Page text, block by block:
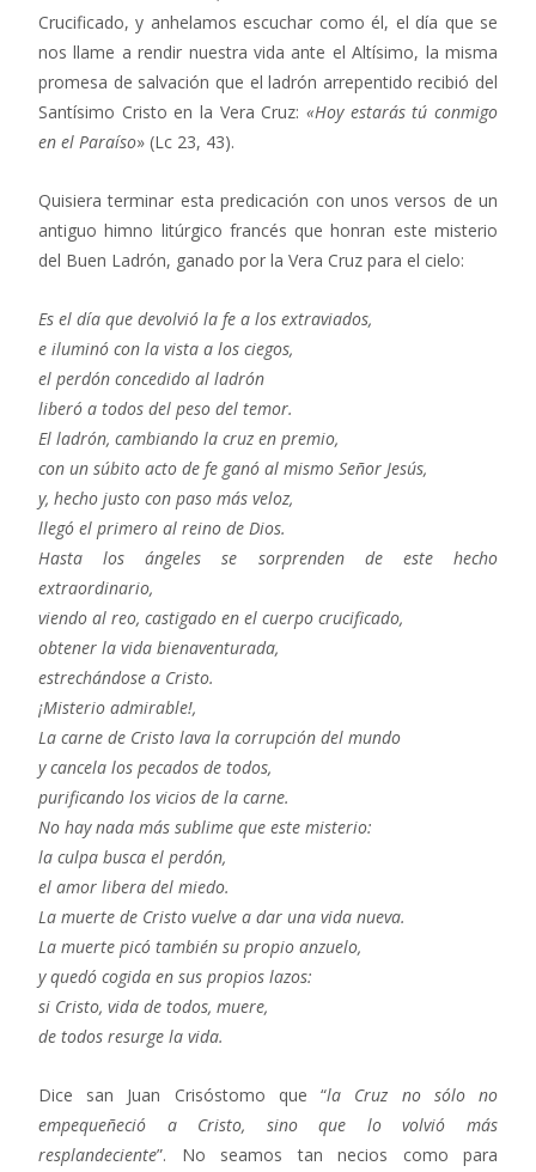
Crucificado, y anhelamos escuchar como él, el día que se
nos llame a rendir nuestra vida ante el Altísimo, la misma
promesa de salvación que el ladrón arrepentido recibió del
Santísimo Cristo en la Vera Cruz: «Hoy estarás tú conmigo
en el Paraíso» (Lc 23, 43).
Quisiera terminar esta predicación con unos versos de un
antiguo himno litúrgico francés que honran este misterio
del Buen Ladrón, ganado por la Vera Cruz para el cielo:
Es el día que devolvió la fe a los extraviados,
e iluminó con la vista a los ciegos,
el perdón concedido al ladrón
liberó a todos del peso del temor.
El ladrón, cambiando la cruz en premio,
con un súbito acto de fe ganó al mismo Señor Jesús,
y, hecho justo con paso más veloz,
llegó el primero al reino de Dios.
Hasta los ángeles se sorprenden de este hecho
extraordinario,
viendo al reo, castigado en el cuerpo crucificado,
obtener la vida bienaventurada,
estrechándose a Cristo.
¡Misterio admirable!,
La carne de Cristo lava la corrupción del mundo
y cancela los pecados de todos,
purificando los vicios de la carne.
No hay nada más sublime que este misterio:
la culpa busca el perdón,
el amor libera del miedo.
La muerte de Cristo vuelve a dar una vida nueva.
La muerte picó también su propio anzuelo,
y quedó cogida en sus propios lazos:
si Cristo, vida de todos, muere,
de todos resurge la vida.
Dice san Juan Crisóstomo que “la Cruz no sólo no
empequeñeció a Cristo, sino que lo volvió más
resplandeciente”. No seamos tan necios como para